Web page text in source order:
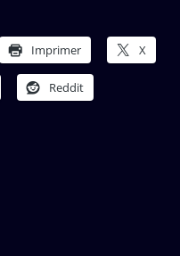
Imprimer X
Reddit